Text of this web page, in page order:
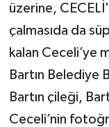
üzerine,
çalmasıda da
kalan Ceceli’ye
Bartın Belediye
Bartın çileği,
Ceceli’nin